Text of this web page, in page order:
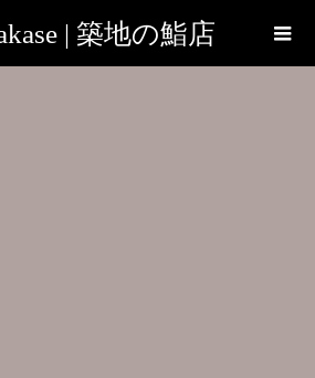
| 築地の鮨店